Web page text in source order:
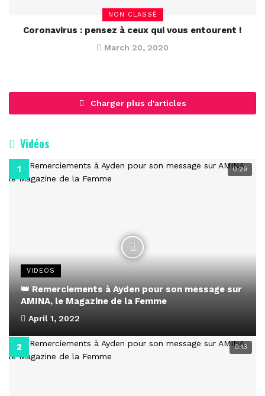
NON CLASSÉ
Coronavirus : pensez à ceux qui vous entourent !
March 20, 2020
Charger plus d'articles
Vidéos
0:29
VIDEOS
👑 Remerciements à Ayden pour son message sur
AMINA, le Magazine de la Femme
April 1, 2022
0:13